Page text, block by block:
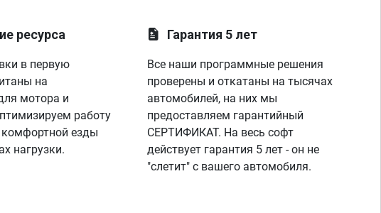
ресурса
в первую
на
мотора и
работу
комфортной езды
нагрузки.
Гарантия 5 лет
Все наши программные решения
проверены и откатаны на тысячах
автомобилей, на них мы
предоставляем гарантийный
СЕРТИФИКАТ. На весь софт
действует гарантия 5 лет - он не
"слетит" с вашего автомобиля.